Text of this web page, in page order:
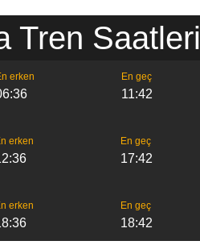
Tren Saatleri
erken En geç
11:42
erken En geç
17:42
erken En geç
18:42